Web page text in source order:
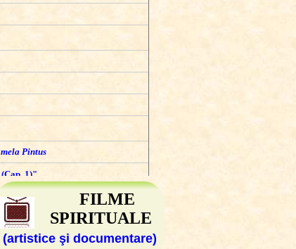
FILME
SPIRITUALE
(artistice şi documentare)